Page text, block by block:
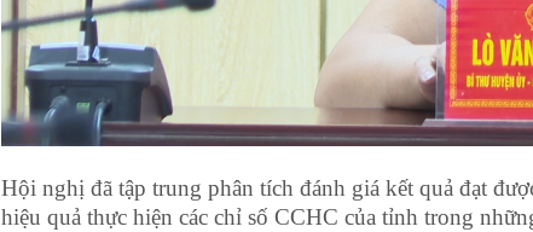
Hội nghị đã tập trung phân tích đánh giá kết quả đạt
hiệu quả thực hiện các chỉ số CCHC của tỉnh trong